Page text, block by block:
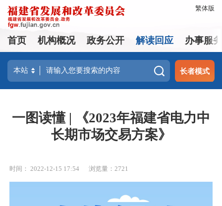
繁体版
首页 机构概况 政务公开 解读回应 办事服
长者模式
一图读懂 | 《2023年福建省电力中
长期市场交易方案》
时间： 2022-12-15 17:54 浏览量：2721